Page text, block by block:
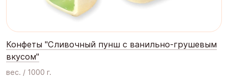
Конфеты "Сливочный пунш с ванильно-грушевым
вкусом"
вес. / 1000 г.